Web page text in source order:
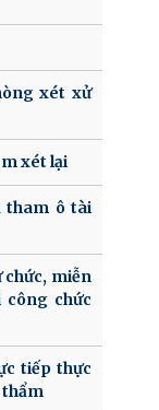
xét xử
xét lại
tham ô tài
chức, miễn
công chức
tiếp thực